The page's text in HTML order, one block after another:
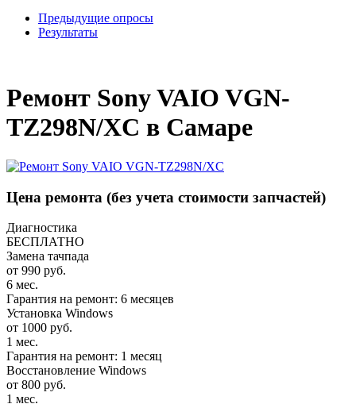
Предыдущие опросы
Результаты
Ремонт Sony VAIO VGN-
TZ298N/XC в Самаре
Цена ремонта (без учета стоимости запчастей)
Диагностика
БЕСПЛАТНО
Замена тачпада
от 990 руб.
6 мес.
Гарантия на ремонт: 6 месяцев
Установка Windows
от 1000 руб.
1 мес.
Гарантия на ремонт: 1 месяц
Восстановление Windows
от 800 руб.
1 мес.